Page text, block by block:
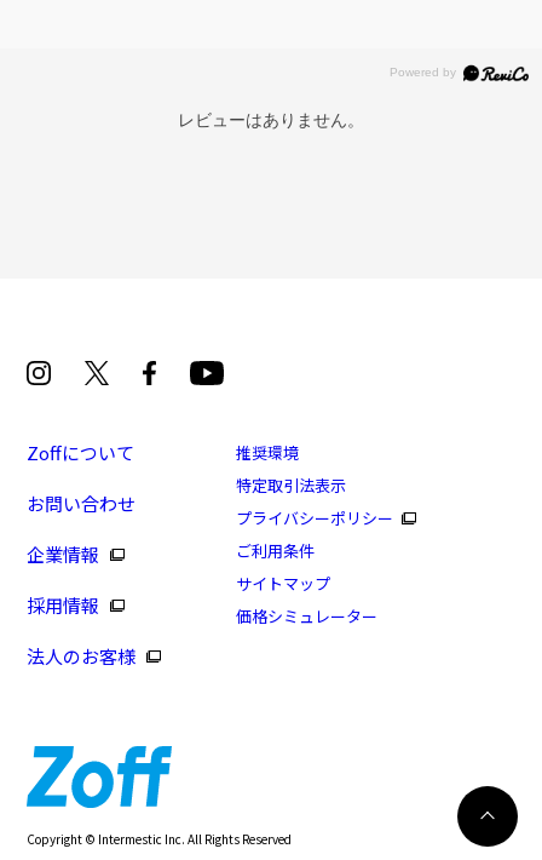
カートに入れる
レビューはありません。
Zoffについて
お問い合わせ
企業情報
採用情報
法人のお客様
推奨環境
特定取引法表示
プライバシーポリシー
ご利用条件
サイトマップ
価格シミュレーター
Copyright © Intermestic Inc. All Rights Reserved